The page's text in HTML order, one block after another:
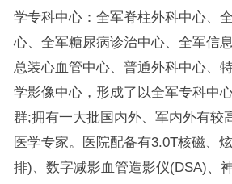
学专科中心：全军脊柱外科中心、
心、全军糖尿病诊治中心、全军信
总装心血管中心、普通外科中心、
学影像中心，形成了以全军专科中
群;拥有一大批国内外、军内外有较
医学专家。医院配备有3.0T核磁、
排)、数字减影血管造影仪(DSA)、